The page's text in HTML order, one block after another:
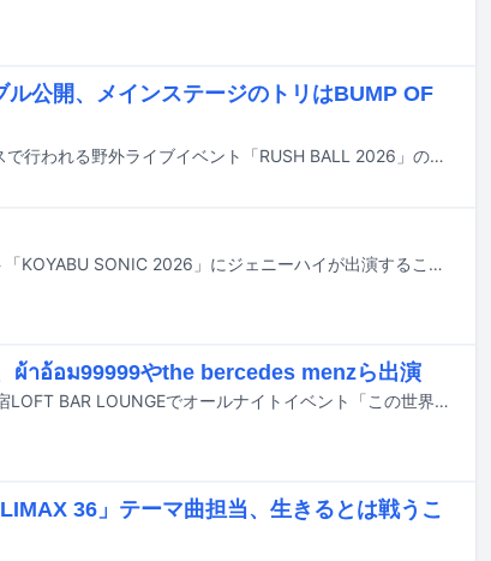
公開、メインステージのトリはBUMP OF
8月29日と30日に大阪・泉大津フェニックスで行われる野外ライブイベント「RUSH BALL 2026」のタイムテーブルが公開された。
小籔千豊が主宰する音楽とお笑いのイベント「KOYABU SONIC 2026」にジェニーハイが出演することが発表された。
ผ้าอ้อม99999やthe bercedes menzら出演
自爆が9月18日に東京・新宿LOFTおよび新宿LOFT BAR LOUNGEでオールナイトイベント「この世界を知るためのいくつかの手立て」を開催する。
36」テーマ曲担当、生きるとは戦うこ